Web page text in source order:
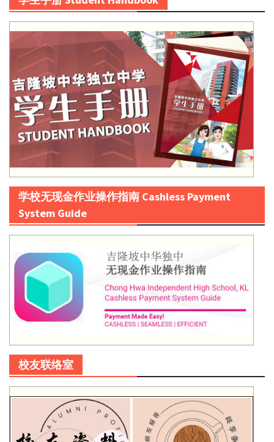
学校无现金作业操作指南 Cashless Payment
System Guide
校友联络室